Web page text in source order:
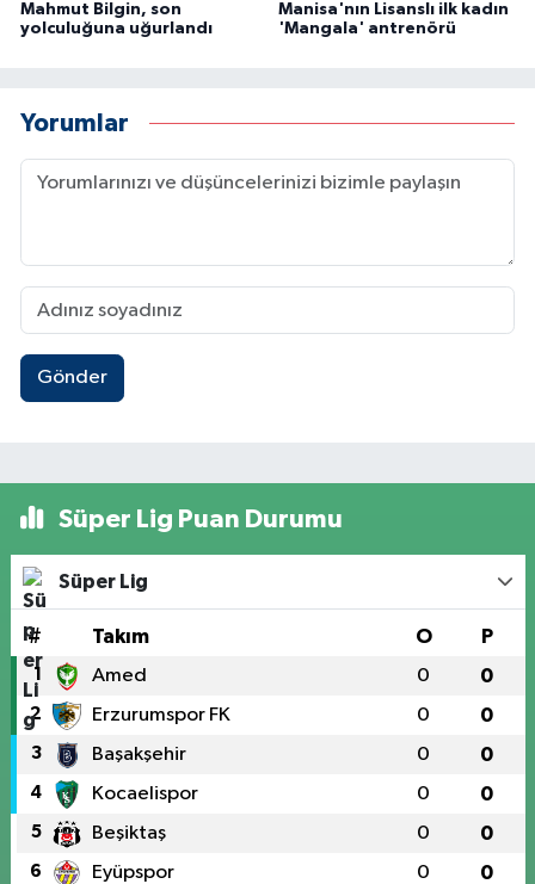
Mahmut Bilgin, son
yolculuğuna uğurlandı
Manisa'nın Lisanslı ilk kadın
'Mangala' antrenörü
Yorumlar
Gönder
Süper Lig Puan Durumu
Süper Lig
# Takım O P
1 Amed 0 0
2 Erzurumspor FK 0 0
3 Başakşehir 0 0
4 Kocaelispor 0 0
5 Beşiktaş 0 0
6 Eyüpspor 0 0